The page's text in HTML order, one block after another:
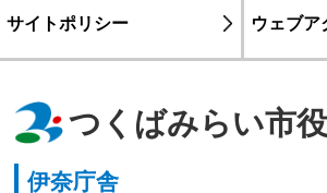
サイトポリシー ウェブア
つくばみらい市
伊奈庁舎